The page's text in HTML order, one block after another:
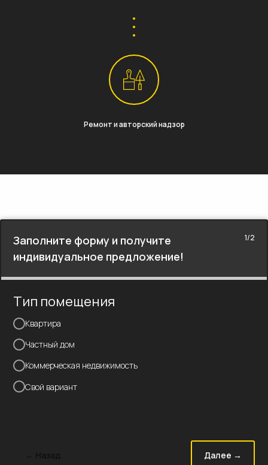
Ремонт и авторский надзор
Заполните форму и получите
индивидуальное предложение!
1/2
Тип помещения
Квартира
Частный дом
Коммерческая недвижимость
Свой вариант
Далее →